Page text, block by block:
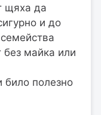
щяха да
и до
без майка или
било полезно